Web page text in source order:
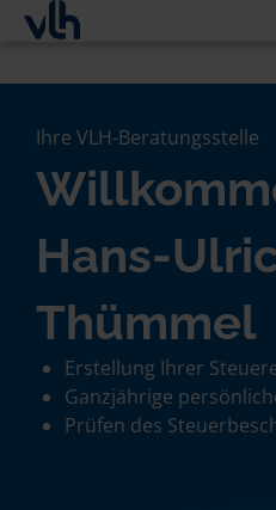
Ihre VLH-Beratungsstelle
Hans-
Thümmel
Erstellung Ihrer
Ganzjährige
Prüfen des